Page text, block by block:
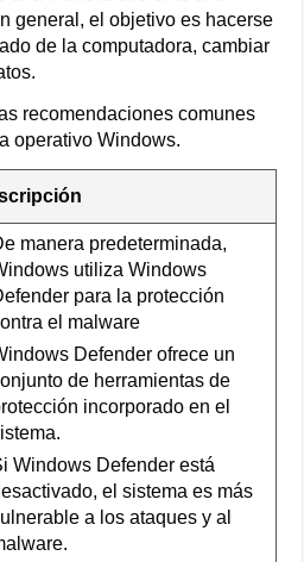
general, el objetivo es hacerse
de la computadora, cambiar
recomendaciones comunes
operativo Windows.
manera predeterminada,
utiliza Windows
para la protección
el malware
Defender ofrece un
de herramientas de
incorporado en el
Windows Defender está
el sistema es más
a los ataques y al